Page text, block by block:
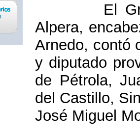
El Grupo
Alpera,
Arnedo, contó
y diputado
de Pétrola,
del Castillo,
José Miguel